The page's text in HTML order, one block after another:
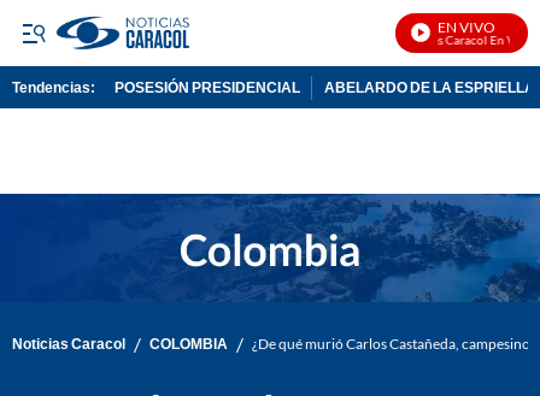
EN VIVO
Noticias Caracol En Vivo
Tendencias: POSESIÓN PRESIDENCIAL ABELARDO DE LA ESPRIELLA
Noticias Caracol / COLOMBIA / ¿De qué murió Carlos Castañeda, campesino